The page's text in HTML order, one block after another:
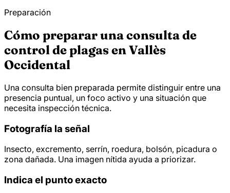
Preparación
Cómo preparar una consulta de
control de plagas en Vallès
Occidental
Una consulta bien preparada permite distinguir entre una
presencia puntual, un foco activo y una situación que
necesita inspección técnica.
Fotografía la señal
Insecto, excremento, serrín, roedura, bolsón, picadura o
zona dañada. Una imagen nítida ayuda a priorizar.
Indica el punto exacto